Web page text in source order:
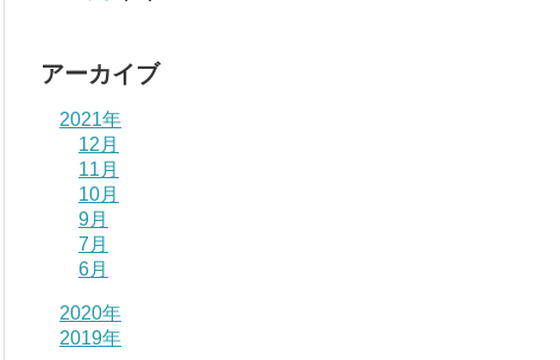
アーカイブ
2021年
12月
11月
10月
9月
7月
6月
2020年
2019年